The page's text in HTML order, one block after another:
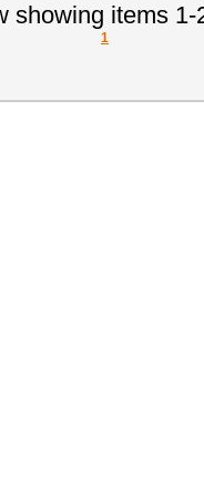
showing items 1-
1